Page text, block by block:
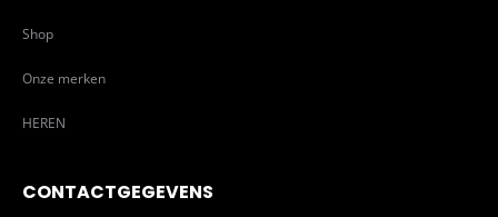
Shop
Onze merken
HEREN
CONTACTGEGEVENS